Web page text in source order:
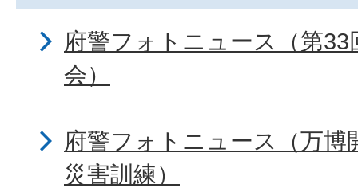
府警フォトニュース（第33
会）
府警フォトニュース（万博
災害訓練）